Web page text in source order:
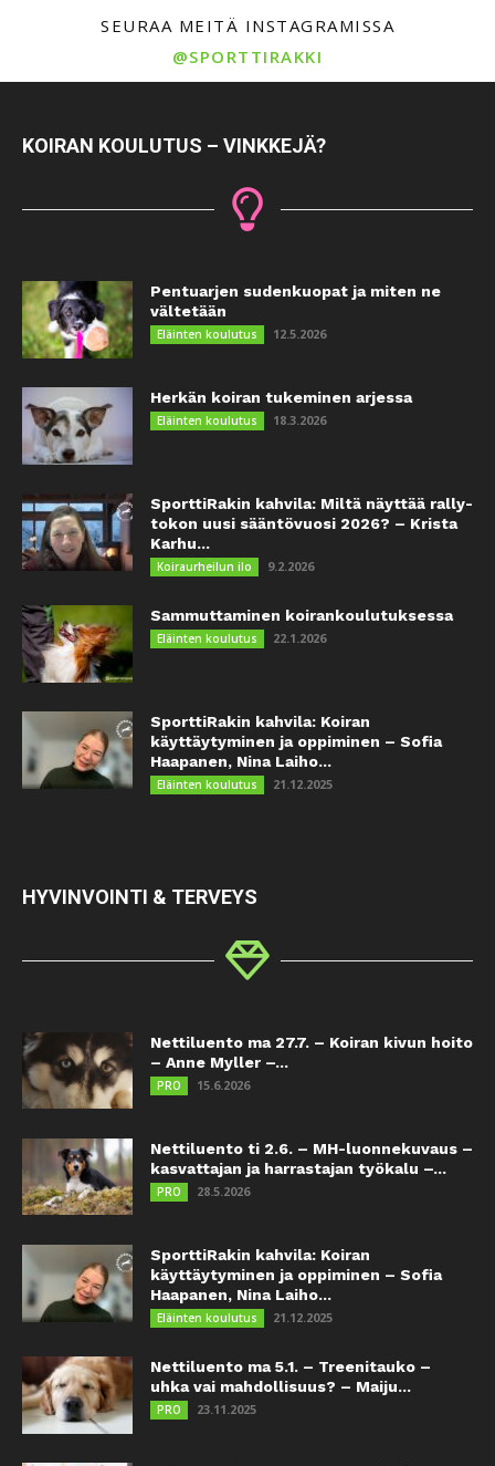
SEURAA MEITÄ INSTAGRAMISSA
@SPORTTIRAKKI
KOIRAN KOULUTUS – VINKKEJÄ?
Pentuarjen sudenkuopat ja miten ne
vältetään
Eläinten koulutus 12.5.2026
Herkän koiran tukeminen arjessa
Eläinten koulutus 18.3.2026
SporttiRakin kahvila: Miltä näyttää rally-
tokon uusi sääntövuosi 2026? – Krista
Karhu...
Koiraurheilun ilo 9.2.2026
Sammuttaminen koirankoulutuksessa
Eläinten koulutus 22.1.2026
SporttiRakin kahvila: Koiran
käyttäytyminen ja oppiminen – Sofia
Haapanen, Nina Laiho...
Eläinten koulutus 21.12.2025
HYVINVOINTI & TERVEYS
Nettiluento ma 27.7. – Koiran kivun hoito
– Anne Myller –...
PRO 15.6.2026
Nettiluento ti 2.6. – MH-luonnekuvaus –
kasvattajan ja harrastajan työkalu –...
PRO 28.5.2026
SporttiRakin kahvila: Koiran
käyttäytyminen ja oppiminen – Sofia
Haapanen, Nina Laiho...
Eläinten koulutus 21.12.2025
Nettiluento ma 5.1. – Treenitauko –
uhka vai mahdollisuus? – Maiju...
PRO 23.11.2025